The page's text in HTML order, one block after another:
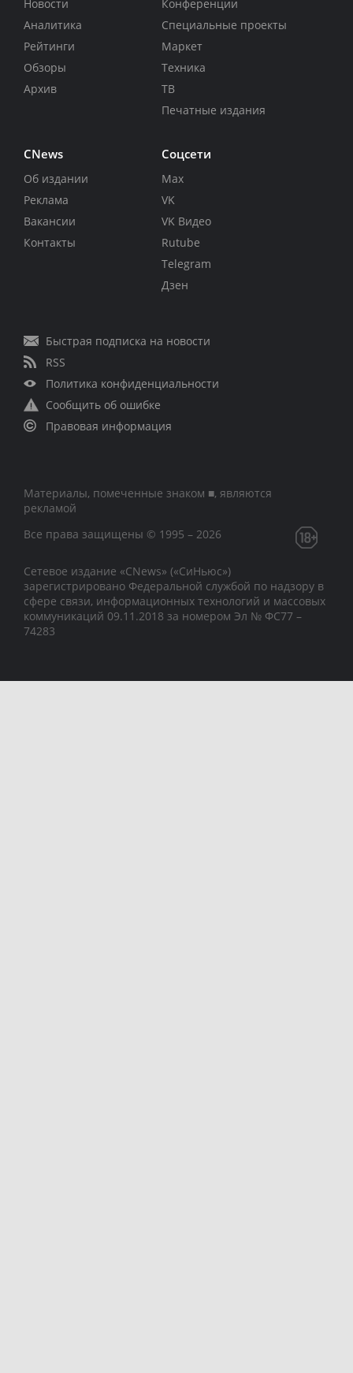
Новости
Аналитика
Рейтинги
Обзоры
Архив
Конференции
Специальные проекты
Маркет
Техника
ТВ
Печатные издания
CNews
Об издании
Реклама
Вакансии
Контакты
Соцсети
Max
VK
VK Видео
Rutube
Telegram
Дзен
Быстрая подписка на новости
RSS
Политика конфиденциальности
Сообщить об ошибке
Правовая информация
Материалы, помеченные знаком ■, являются
рекламой
Все права защищены © 1995 – 2026
Сетевое издание «CNews» («СиНьюс»)
зарегистрировано Федеральной службой по надзору в
сфере связи, информационных технологий и массовых
коммуникаций 09.11.2018 за номером Эл № ФС77 –
74283